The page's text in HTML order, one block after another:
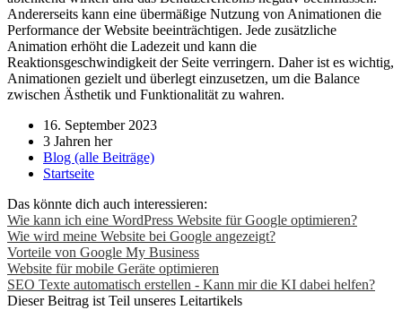
Andererseits kann eine übermäßige Nutzung von Animationen die
Performance der Website beeinträchtigen. Jede zusätzliche
Animation erhöht die Ladezeit und kann die
Reaktionsgeschwindigkeit der Seite verringern. Daher ist es wichtig,
Animationen gezielt und überlegt einzusetzen, um die Balance
zwischen Ästhetik und Funktionalität zu wahren.
16. September 2023
3 Jahren her
Blog (alle Beiträge)
Startseite
Das könnte dich auch interessieren:
Wie kann ich eine WordPress Website für Google optimieren?
Wie wird meine Website bei Google angezeigt?
Vorteile von Google My Business
Website für mobile Geräte optimieren
SEO Texte automatisch erstellen - Kann mir die KI dabei helfen?
Dieser Beitrag ist Teil unseres Leitartikels